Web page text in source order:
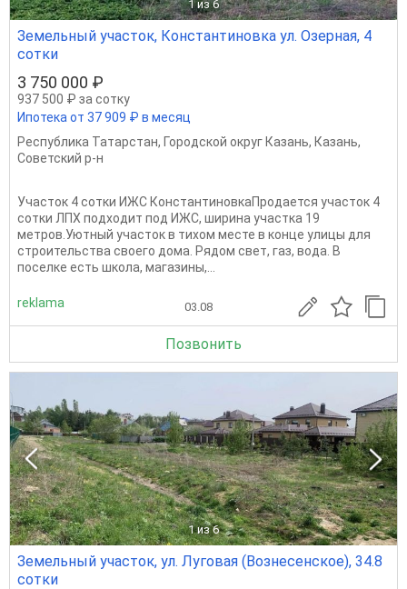
1 из 6
Земельный участок, Константиновка ул. Озерная, 4
сотки
3 750 000 ₽
937 500 ₽ за сотку
Ипотека от 37 909 ₽ в месяц
Республика Татарстан, Городской округ Казань, Казань,
Советский р-н
Участок 4 сотки ИЖС КонстантиновкаПродается участок 4
сотки ЛПХ подходит под ИЖС, ширина участка 19
метров.Уютный участок в тихом месте в конце улицы для
строительства своего дома. Рядом свет, газ, вода. В
поселке есть школа, магазины,...
reklama 03.08
Позвонить
1 из 6
Земельный участок, ул. Луговая (Вознесенское), 34.8
сотки